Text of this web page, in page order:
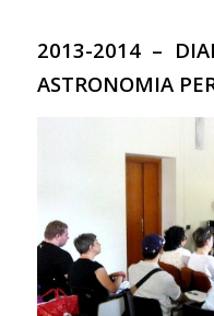
2013-2014 –
ASTRONOMIA